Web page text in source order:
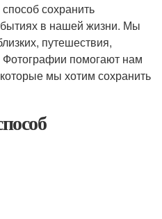
сохранить
в нашей жизни. Мы
путешествия,
Фотографии помогают нам
мы хотим сохранить